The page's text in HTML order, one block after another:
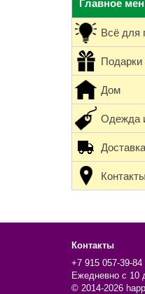
Главное
Всё для
Подарки
Дом
Одежда
Контакты
Контакты
+7 915 057-39-84
Ежедневно с 10
© 2014-2026